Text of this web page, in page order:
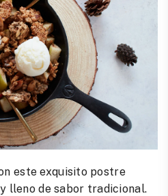
este exquisito postre
lleno de sabor tradicional.